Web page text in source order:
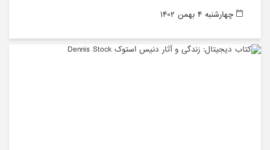
چهارشنبه ۴ بهمن ۱۴۰۲